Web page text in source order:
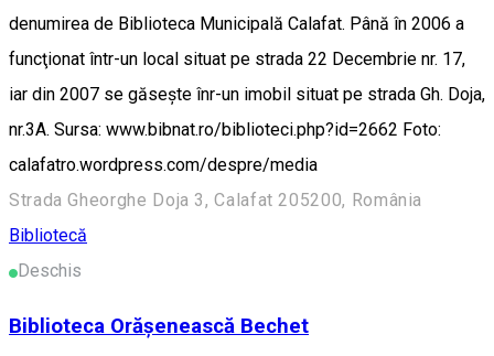
denumirea de Biblioteca Municipală Calafat. Până în 2006 a
funcţionat într-un local situat pe strada 22 Decembrie nr. 17,
iar din 2007 se găseşte înr-un imobil situat pe strada Gh. Doja,
nr.3A. Sursa: www.bibnat.ro/biblioteci.php?id=2662 Foto:
calafatro.wordpress.com/despre/media
Strada Gheorghe Doja 3, Calafat 205200, România
Bibliotecă
Deschis
Biblioteca Orăşenească Bechet